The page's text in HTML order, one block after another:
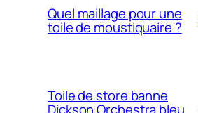
Quel maillage pour une
toile de moustiquaire ?
Toile de store banne